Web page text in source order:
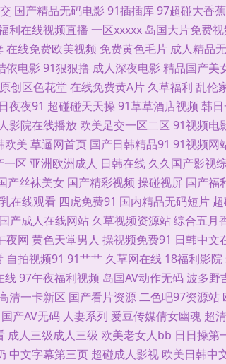
AV最新 日本精品人妖五区 91天堂网com 亚洲丝袜足
人天堂 欧美影音 深夜男女福利 香蕉视频在线播放 白
社 东京热自慰自行车 日韩精品欧美自拍 三级成年在
片 人妖做爱视频 91av 超碰碰国产 国产射精视频 婷婷
韩国不卡 91红杏 精品国产日韩网站 五月天伦理 91视频
精品一级 欧美成人TV 伊人久久青青草网 www黄淫 国
色图美腿丝袜 激情诱惑网站 日本高清网 操日本美女
国产n免费 www9玖玖 韩日色网址 欧美啪啪91 午夜
页 国产伊人五月花 大香蕉久久草 韩日色色网 欧美性爱
操鸡 亚州日韩视频 超碰观看人妻 久草久草视频视频
国产精品无码电影 91插插库97超碰大香蕉
利在线视频直播 一区xxxxx 岛国大片免费
在线免费欧美视频 免费黄色毛片 成人精品
依电影 91狠狠撸 成人深夜电影 精品国产美
创区色花堂 在线免费黄A片 久草福利 乱伦
夜夜91 超碰碰天天操91草草酒店视频 韩
影院在线播放 欧美足交一区二区 91视频电
欧美 草逼网首页 国产日韩精品91 91视频网
一区 亚洲欧洲成人 日韩在线 久久国产影视
产丝袜美女 国产精彩视频 操碰视屏 国产福
在线观看 四虎免费91 国内精品无码短片
国产成人在线网站 久草视频资源站综合五月
夜网 黄色天堂男人 操视频免费91 日韩中文
自拍视频91 91艹艹 久草网在线 18福利影院
线97午夜福利视频 岛国AV动作无码波多野
清一卡新区 国产看片资源二色吧97资源站
国产AV无码 人妻系列 爱豆传媒倩女幽魂 超
成人三级成人三级 欧美老女人bb 日日操第
中文字幕第三页 超碰成人影视 欧美日韩中